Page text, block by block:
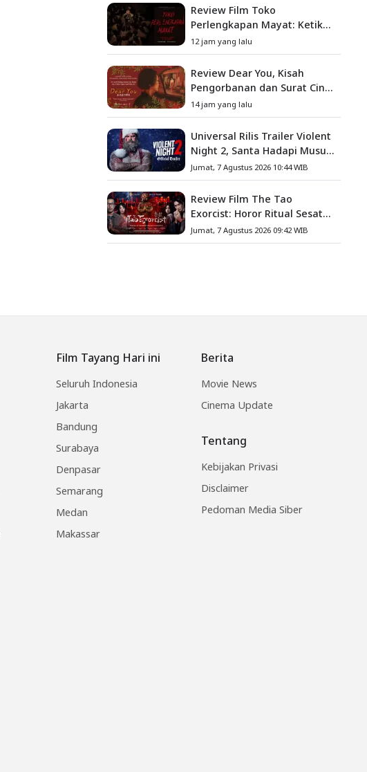
Review Film Toko
Perlengkapan Mayat: Ketika
Kutukan Keluarga Menjadi
Sumber Teror yang
Sesungguhnya
12 jam yang lalu
Review Dear You, Kisah
Pengorbanan dan Surat Cinta
yang Menyentuh Hati
14 jam yang lalu
Universal Rilis Trailer Violent
Night 2, Santa Hadapi Musuh
Baru
Jumat, 7 Agustus 2026 10:44 WIB
Review Film The Tao
Exorcist: Horor Ritual Sesat
Taiwan yang Penuh Misteri
dan Teror Psikologis
Jumat, 7 Agustus 2026 09:42 WIB
Film Tayang Hari ini
Seluruh Indonesia
Jakarta
Bandung
Surabaya
Denpasar
Semarang
Medan
Makassar
Berita
Movie News
Cinema Update
Tentang
Kebijakan Privasi
Disclaimer
Pedoman Media Siber